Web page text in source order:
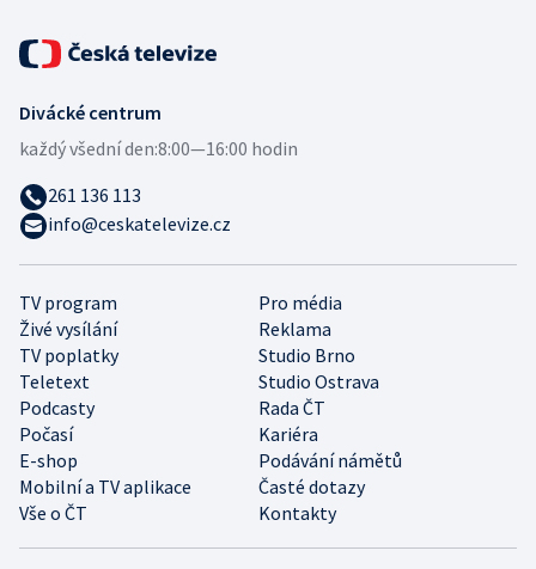
TV program
Pro média
Živé vysílání
Reklama
TV poplatky
Studio Brno
Teletext
Studio Ostrava
Podcasty
Rada ČT
Počasí
Kariéra
E-shop
Podávání námětů
Mobilní a TV aplikace
Časté dotazy
Vše o ČT
Kontakty
Divácké centrum
každý všední den:8:00—16:00 hodin
261 136 113
info@ceskatelevize.cz